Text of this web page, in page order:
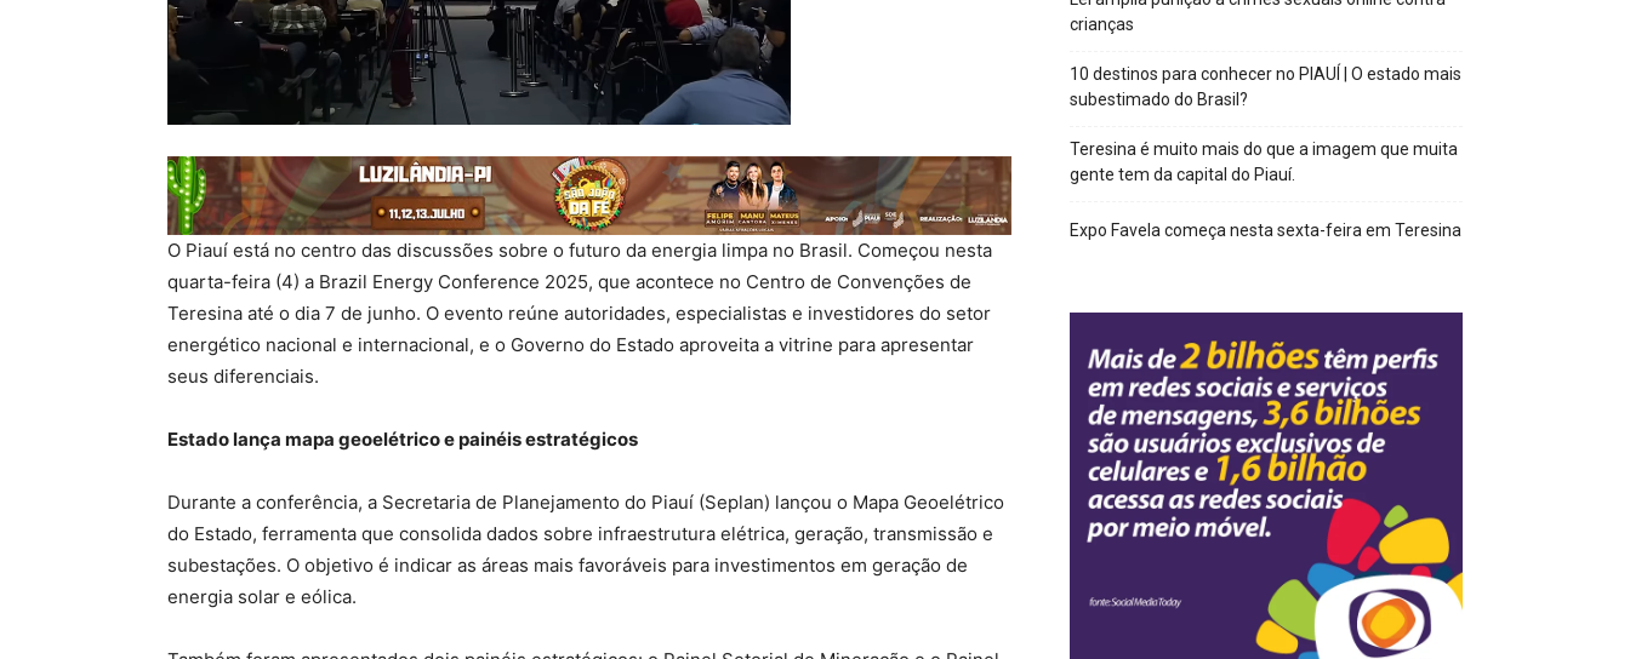
O Piauí está no centro das discussões sobre o futuro da energia limpa no Brasil. Começou nesta
quarta-feira (4) a Brazil Energy Conference 2025, que acontece no Centro de Convenções de
Teresina até o dia 7 de junho. O evento reúne autoridades, especialistas e investidores do setor
energético nacional e internacional, e o Governo do Estado aproveita a vitrine para apresentar
seus diferenciais.
Estado lança mapa geoelétrico e painéis estratégicos
Durante a conferência, a Secretaria de Planejamento do Piauí (Seplan) lançou o Mapa Geoelétrico
do Estado, ferramenta que consolida dados sobre infraestrutura elétrica, geração, transmissão e
subestações. O objetivo é indicar as áreas mais favoráveis para investimentos em geração de
energia solar e eólica.
crianças
10 destinos para conhecer no PIAUÍ | O estado mais
subestimado do Brasil?
Teresina é muito mais do que a imagem que muita
gente tem da capital do Piauí.
Expo Favela começa nesta sexta-feira em Teresina